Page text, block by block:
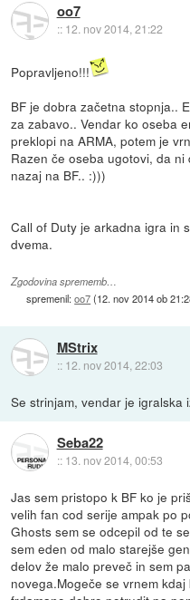
oo7
:: 12. nov 2014, 21:22
Popravljeno!!!
BF je dobra začetna stopnja..
za zabavo.. Vendar ko oseba
preklopi na ARMA, potem je
Razen če oseba ugotovi, da
nazaj na BF.. :)))
Call of Duty je arkadna igra in
dvema.
Zgodovina sprememb…
spremenil:oo7(12. nov 2014 ob
MStrix
:: 12. nov 2014, 22:03
Se strinjam, vendar je igralska
Seba22
:: 13. nov 2014, 00:53
Jas sem pristopo k BF ko je
velih fan cod serije ampak po
Ghosts sem se odcepil od te
sem eden od malo starejše
delov že malo preveč in sem
novega.Mogeče se vrnem